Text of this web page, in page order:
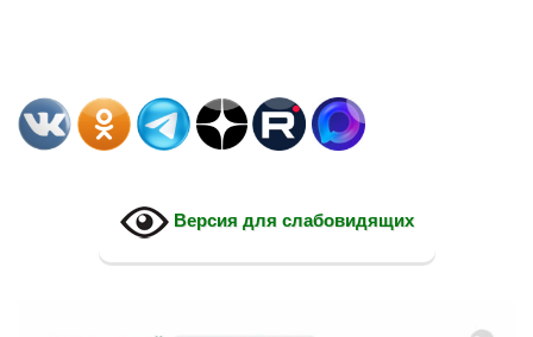
Версия для слабовидящих